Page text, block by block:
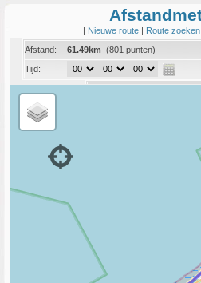
| Nieuwe route | Route
Afstand:
61.49km (801 punten)
Tijd: